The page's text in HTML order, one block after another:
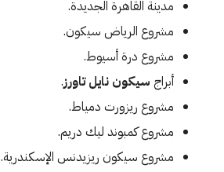
مدينة القاهرة الجديدة.
مشروع الرياض سيكون.
مشروع درة أسيوط.
أبراج سيكون نايل تاورز.
مشروع ريزورت دمياط.
مشروع كمبوند ليك دريم.
مشروع سيكون ريزيدنس الإسكندرية.